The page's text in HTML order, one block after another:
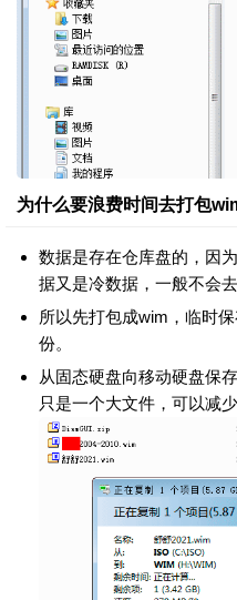
为什么要浪费时间去打包
数据是存在仓库盘的，因
据又是冷数据，一般不会去
所以先打包成wim，临时
份。
从固态硬盘向移动硬盘保
只是一个大文件，可以减